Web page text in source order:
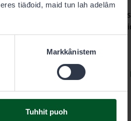
tiäđoid, maid tun lah adelâm
Markkânistem
Tuhhit puoh
já láigutuuvij oovdânpyehtim lii
Väridemtuuvijn puáhtá
ollásávt jieijâs kiävtun.